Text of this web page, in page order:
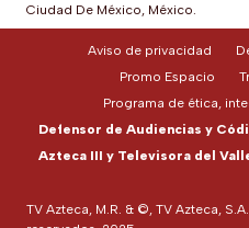
Ciudad De México, México.
TV Azteca, M.R. & ©, TV Azteca,
Aviso de privacidad
Promo Espacio
Programa de ética,
Defensor de Audiencias y
Azteca III y Televisora del